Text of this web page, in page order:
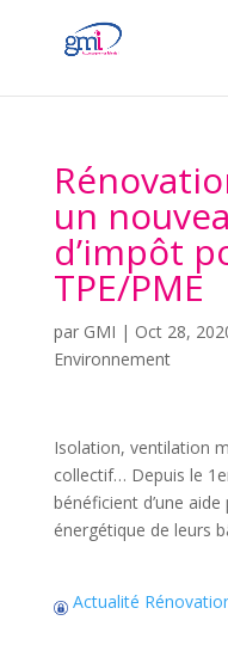
un
d’impôt
TPE/PME
par GMI | Oct 28,
Environnement
Isolation, ventilation
collectif… Depuis le
bénéficient d’une
énergétique de leurs
Actualité